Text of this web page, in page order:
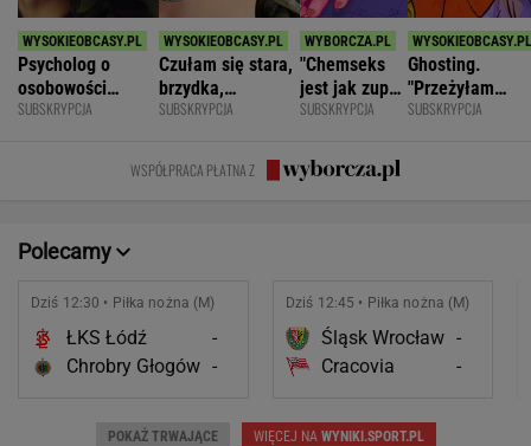
Psycholog o
osobowości
narcystycznej:
SUBSKRYPCJA
Czułam się stara,
brzydka,
niepotrzebna.
mnie dla młodszej
SUBSKRYPCJA
"Chemseks
jest jak zupa.
Nażresz się,
znów jesteś
głodny"
SUBSKRYPCJA
Ghosting.
"Przeżyłam
najpiękniejszy
SUBSKRYPCJA
WSPÓŁPRACA PŁATNA Z
Polecamy
Dziś 12:30 • Piłka nożna (M)
ŁKS Łódź
-
Chrobry Głogów -
Dziś 12:45 • Piłka nożna (M)
Śląsk Wrocław -
Cracovia
-
POKAŻ TRWAJĄCE WIĘCEJ NA WYNIKI.SPORT.PL